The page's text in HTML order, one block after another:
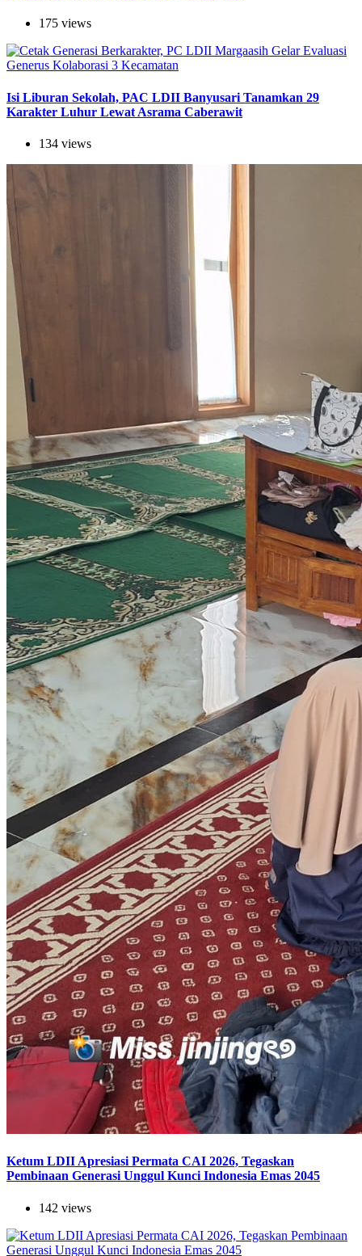
175 views
Isi Liburan Sekolah, PAC LDII Banyusari Tanamkan 29
Karakter Luhur Lewat Asrama Caberawit
134 views
Ketum LDII Apresiasi Permata CAI 2026, Tegaskan
Pembinaan Generasi Unggul Kunci Indonesia Emas 2045
142 views